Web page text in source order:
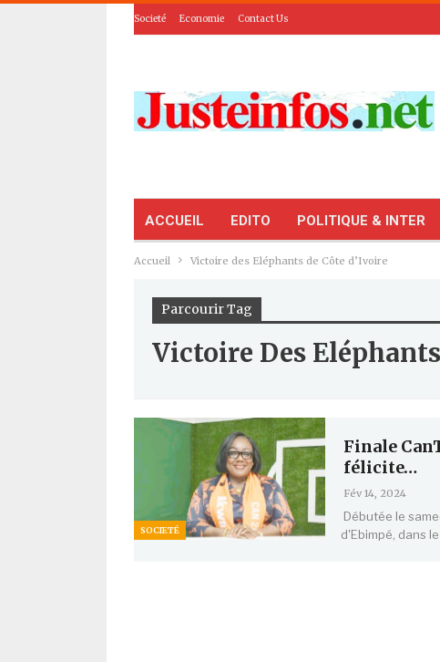
Societé Economie Contact Us
ACCUEIL EDITO POLITIQUE & INTER
Accueil Victoire des Eléphants de Côte d’Ivoire
Parcourir Tag
Victoire Des
SOCIETÉ
Finale
félicite…
Fév 14, 2024
Débutée le
d'Ebimpé, dans